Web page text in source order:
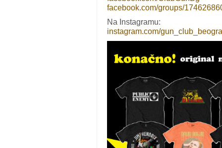
facebook.com/groups/
Na Instagramu:
instagram.com/